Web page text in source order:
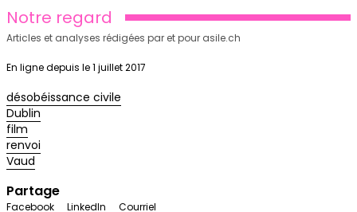
Notre regard
Articles et analyses rédigées par et pour asile.ch
En ligne depuis le 1 juillet 2017
désobéissance civile
Dublin
film
renvoi
Vaud
Partage
Facebook LinkedIn Courriel